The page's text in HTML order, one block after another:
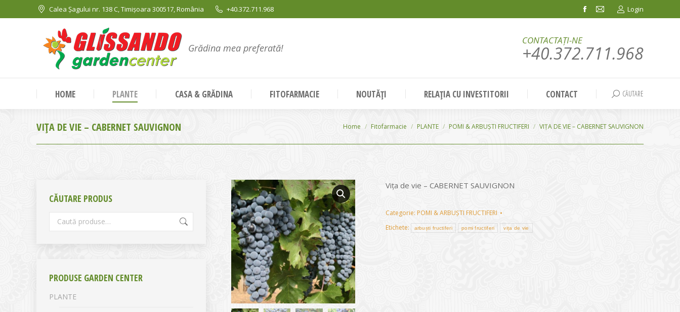
Calea Șagului nr. 138 C, Timișoara 300517, România +40.372.711.968
Facebook
in
window
Mail
in
window
Login
Grădina mea preferată!
CONTACTAȚI-NE
+40.372.711.968
HOME PLANTE CASA & GRĂDINA FITOFARMACIE NOUTĂȚI RELAȚIA CU INVESTITORII CONTACT Search:
CĂUTARE
VIŢA DE VIE – CABERNET SAUVIGNON You are here:
Home Fitofarmacie PLANTE POMI & ARBUȘTI FRUCTIFERI VIŢA DE VIE – CABERNET SAUVIGNON
Vița de vie – CABERNET SAUVIGNON
Categorie: POMI & ARBUȘTI FRUCTIFERI
Etichete:
arbuști fructiferi pomi fructiferi vița de vie
CĂUTARE PRODUS
PRODUSE GARDEN CENTER
PLANTE